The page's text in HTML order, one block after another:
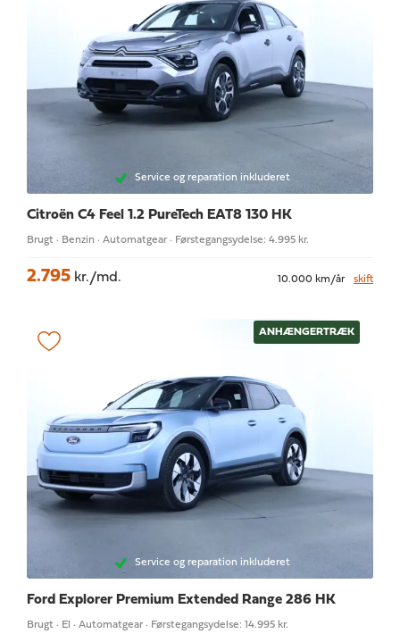
Service og reparation inkluderet
Citroën C4 Feel 1.2 PureTech EAT8 130 HK
Brugt · Benzin · Automatgear · Førstegangsydelse: 4.995 kr.
2.795 kr./md. 10.000 km/år skift
ANHÆNGERTRÆK
Service og reparation inkluderet
Ford Explorer Premium Extended Range 286 HK
Brugt · El · Automatgear · Førstegangsydelse: 14.995 kr.